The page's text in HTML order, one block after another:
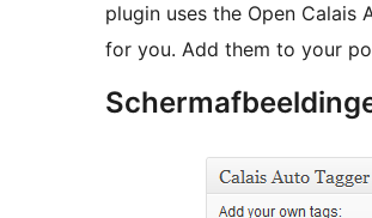
plugin uses the Open
for you. Add them to your